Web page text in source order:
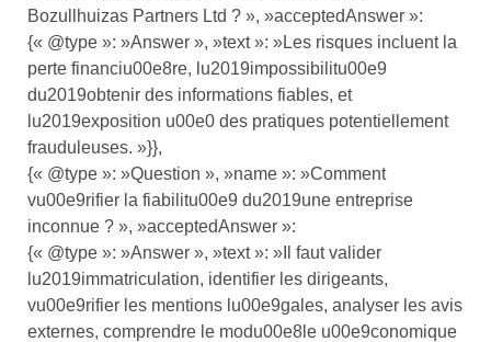
Bozullhuizas Partners Ltd ? », »acceptedAnswer »:
{« @type »: »Answer », »text »: »Les risques incluent la
perte financiu00e8re, lu2019impossibilitu00e9
du2019obtenir des informations fiables, et
lu2019exposition u00e0 des pratiques potentiellement
frauduleuses. »}},
{« @type »: »Question », »name »: »Comment
vu00e9rifier la fiabilitu00e9 du2019une entreprise
inconnue ? », »acceptedAnswer »:
{« @type »: »Answer », »text »: »Il faut valider
lu2019immatriculation, identifier les dirigeants,
vu00e9rifier les mentions lu00e9gales, analyser les avis
externes, comprendre le modu00e8le u00e9conomique